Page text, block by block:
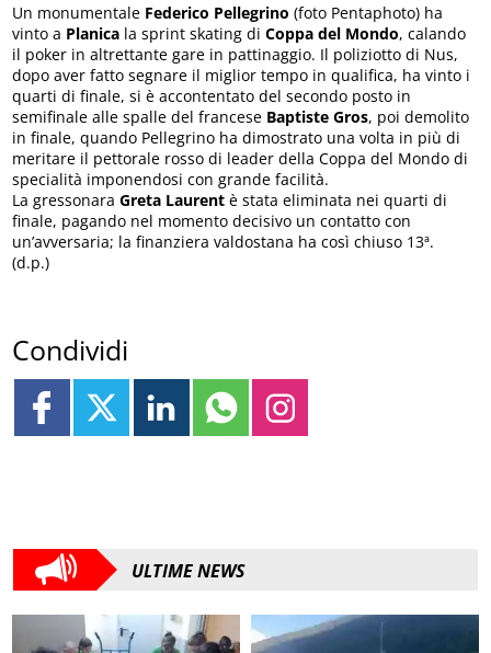
Un monumentale Federico Pellegrino (foto Pentaphoto) ha
vinto a Planica la sprint skating diCoppa del Mondo, calando
il poker in altrettante gare in pattinaggio. Il poliziotto di Nus,
dopo aver fatto segnare il miglior tempo in qualifica, ha vinto i
quarti di finale, si è accontentato del secondo posto in
semifinale alle spalle del francese Baptiste Gros, poi demolito
in finale, quando Pellegrino ha dimostrato una volta in più di
meritare il pettorale rosso di leader della Coppa del Mondo di
specialità imponendosi con grande facilità.
La gressonaraGreta Laurent è stata eliminata nei quarti di
finale, pagando nel momento decisivo un contatto con
un’avversaria; la finanziera valdostana ha così chiuso 13ª.
(d.p.)
Condividi
ULTIME NEWS